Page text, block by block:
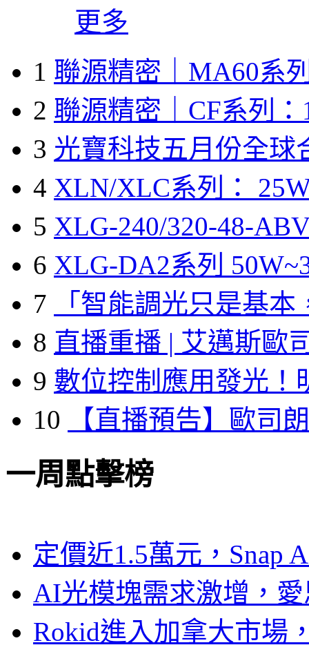
更多
1 聯源精密｜MA60系
2 聯源精密｜CF系列：
3 光寶科技五月份全球
4 XLN/XLC系列：
5 XLG-240/320-48-
6 XLG-DA2系列
7
「智能調光只是基本
8 直播重播 | 艾邁斯歐
9 數位控制應用發光！
10
【直播預告】歐司
一周點擊榜
定價近1.5萬元，Snap
AI光模塊需求激增，
Rokid進入加拿大市場